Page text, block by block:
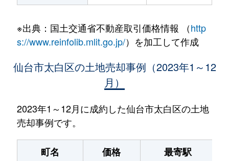
※出典：国土交通省不動産取引価格情報 （http
s://www.reinfolib.mlit.go.jp/）を加工して作成
仙台市太白区の土地売却事例（2023年1～12
月）
2023年1～12月に成約した仙台市太白区の土地
売却事例です。
町名 価格
最寄駅